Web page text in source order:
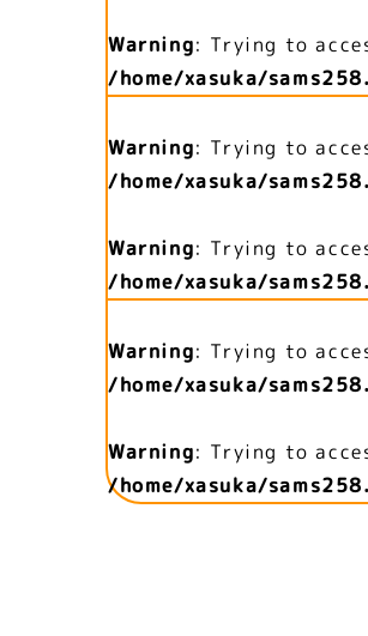
Warning: Trying to
/home/xasuka/
Warning: Trying to
/home/xasuka/
Warning: Trying to
/home/xasuka/
Warning: Trying to
/home/xasuka/
Warning: Trying to
/home/xasuka/